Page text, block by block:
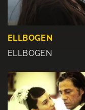
ELLBOGEN
ELLBOGEN